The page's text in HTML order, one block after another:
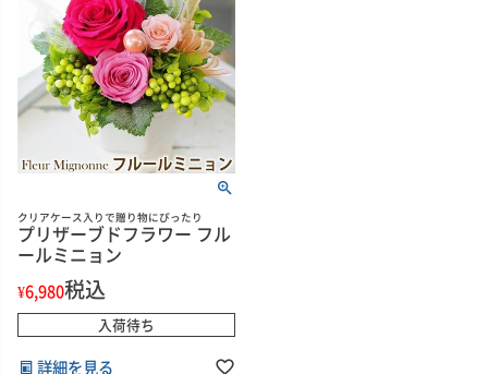
クリアケース入りで贈り物にぴったり
プリザーブドフラワー フル
ールミニョン
¥6,980税込
入荷待ち
詳細を見る